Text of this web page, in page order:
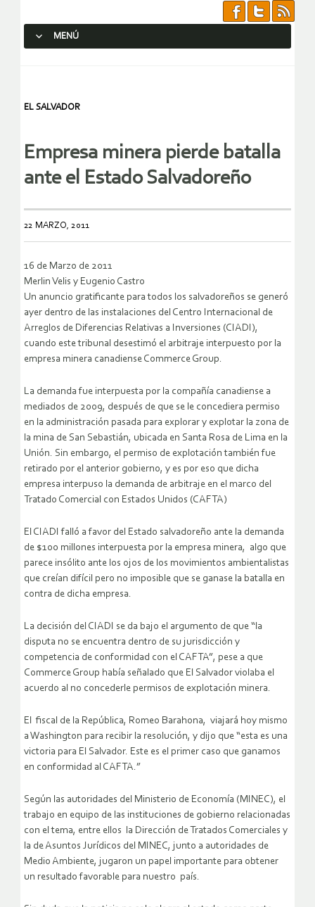
MENÚ
EL SALVADOR
Empresa minera pierde batalla
ante el Estado Salvadoreño
22 MARZO, 2011
16 de Marzo de 2011
Merlin Velis y Eugenio Castro
Un anuncio gratificante para todos los salvadoreños se generó
ayer dentro de las instalaciones del Centro Internacional de
Arreglos de Diferencias Relativas a Inversiones (CIADI),
cuando este tribunal desestimó el arbitraje interpuesto por la
empresa minera canadiense Commerce Group.
La demanda fue interpuesta por la compañía canadiense a
mediados de 2009, después de que se le concediera permiso
en la administración pasada para explorar y explotar la zona de
la mina de San Sebastián, ubicada en Santa Rosa de Lima en la
Unión. Sin embargo, el permiso de explotación también fue
retirado por el anterior gobierno, y es por eso que dicha
empresa interpuso la demanda de arbitraje en el marco del
Tratado Comercial con Estados Unidos (CAFTA)
El CIADI falló a favor del Estado salvadoreño ante la demanda
de $100 millones interpuesta por la empresa minera, algo que
parece insólito ante los ojos de los movimientos ambientalistas
que creían difícil pero no imposible que se ganase la batalla en
contra de dicha empresa.
La decisión del CIADI se da bajo el argumento de que “la
disputa no se encuentra dentro de su jurisdicción y
competencia de conformidad con el CAFTA”, pese a que
Commerce Group había señalado que El Salvador violaba el
acuerdo al no concederle permisos de explotación minera.
El fiscal de la República, Romeo Barahona, viajará hoy mismo
a Washington para recibir la resolución, y dijo que “esta es una
victoria para El Salvador. Este es el primer caso que ganamos
en conformidad al CAFTA.”
Según las autoridades del Ministerio de Economía (MINEC), el
trabajo en equipo de las instituciones de gobierno relacionadas
con el tema, entre ellos la Dirección de Tratados Comerciales y
la de Asuntos Jurídicos del MINEC, junto a autoridades de
Medio Ambiente, jugaron un papel importante para obtener
un resultado favorable para nuestro país.